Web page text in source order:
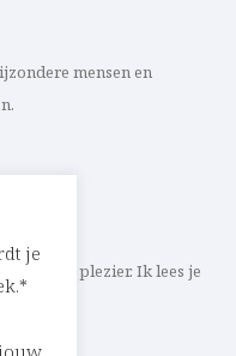
mensen en
Met veel plezier. Ik lees je
je